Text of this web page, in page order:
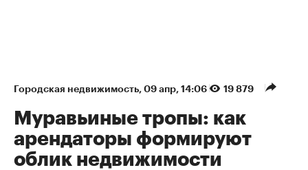
Городская недвижимость 09 апр, 14:06 19 879
Муравьиные тропы: как
арендаторы формируют
облик недвижимости